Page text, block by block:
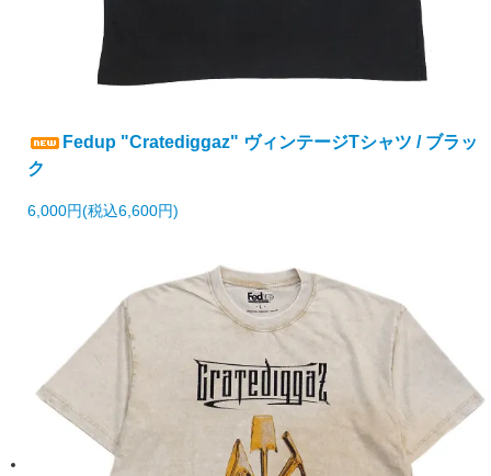
Fedup "Cratediggaz" ヴィンテージTシャツ / ブラッ
ク
6,000円(税込6,600円)